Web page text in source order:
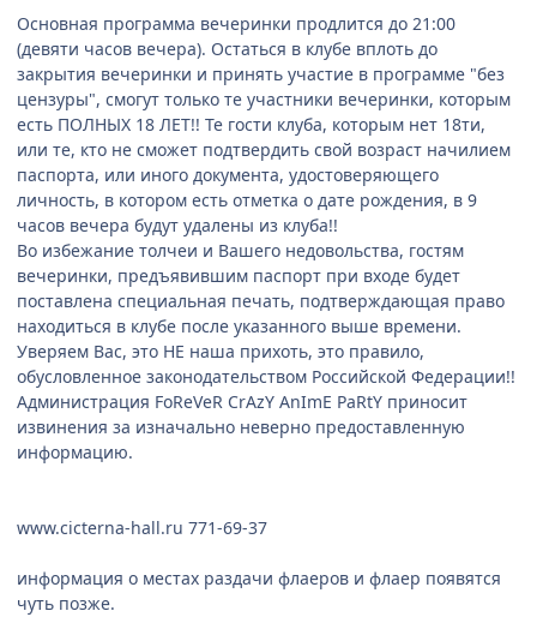
Основная программа вечеринки продлится до 21:00
(девяти часов вечера). Остаться в клубе вплоть до
закрытия вечеринки и принять участие в программе "без
цензуры", смогут только те участники вечеринки, которым
есть ПОЛНЫХ 18 ЛЕТ!! Те гости клуба, которым нет 18ти,
или те, кто не сможет подтвердить свой возраст начилием
паспорта, или иного документа, удостоверяющего
личность, в котором есть отметка о дате рождения, в 9
часов вечера будут удалены из клуба!!
Во избежание толчеи и Вашего недовольства, гостям
вечеринки, предъявившим паспорт при входе будет
поставлена специальная печать, подтверждающая право
находиться в клубе после указанного выше времени.
Уверяем Вас, это НЕ наша прихоть, это правило,
обусловленное законодательством Российской Федерации!!
Администрация FoReVeR CrAzY AnImE PaRtY приносит
извинения за изначально неверно предоставленную
информацию.
www.cicterna-hall.ru 771-69-37
информация о местах раздачи флаеров и флаер появятся
чуть позже.